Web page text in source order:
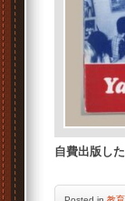
自費出版し